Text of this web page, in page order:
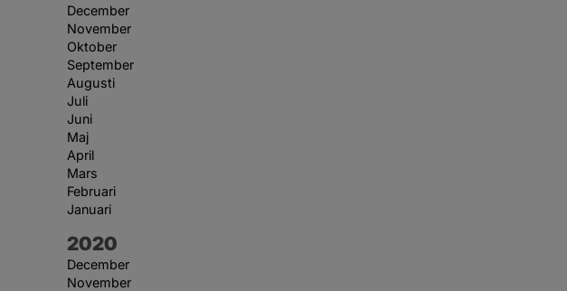
December
November
Oktober
September
Augusti
Juli
Juni
Maj
April
Mars
Februari
Januari
År:
2020
December
November